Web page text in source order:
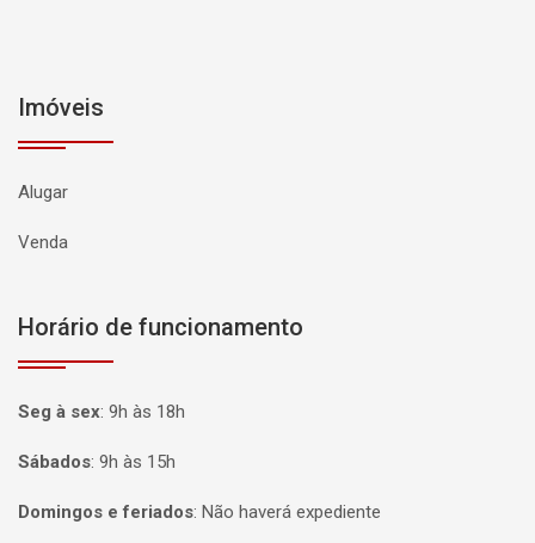
Imóveis
Alugar
Venda
Horário de funcionamento
Seg à sex: 9h às 18h
Sábados: 9h às 15h
Domingos e feriados: Não haverá expediente